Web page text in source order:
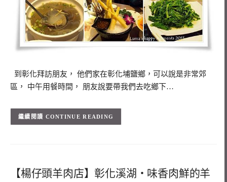
到彰化拜訪朋友， 他們家在彰化埔鹽鄉，可以說是非常郊
區， 中午用餐時間， 朋友說要帶我們去吃鄉下…
CONTINUE READING
【楊仔頭羊肉店】彰化溪湖‧味香肉鮮的羊